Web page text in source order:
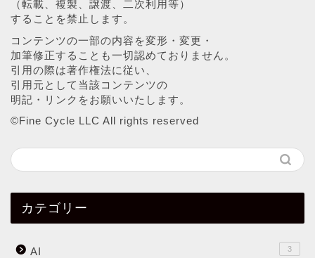
（転載、複製、譲渡、二次利用等）
することを禁止します。
コンテンツの一部の内容を変形・変更・
加筆修正することも一切認めておりません。
引用の際は著作権法に従い、
引用元として当該コンテンツの
明記・リンクをお願いいたします。
©︎Fine Cycle LLC All rights reserved
カテゴリー
AI 3